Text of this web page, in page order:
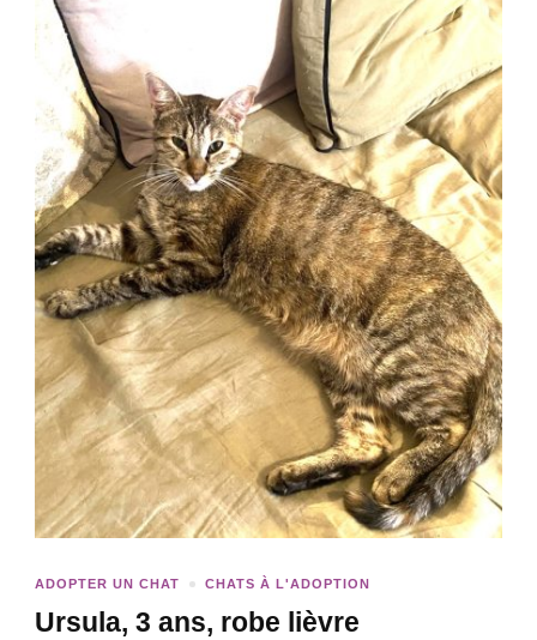
ADOPTER UN CHAT CHATS À L'ADOPTION
Ursula, 3 ans, robe lièvre